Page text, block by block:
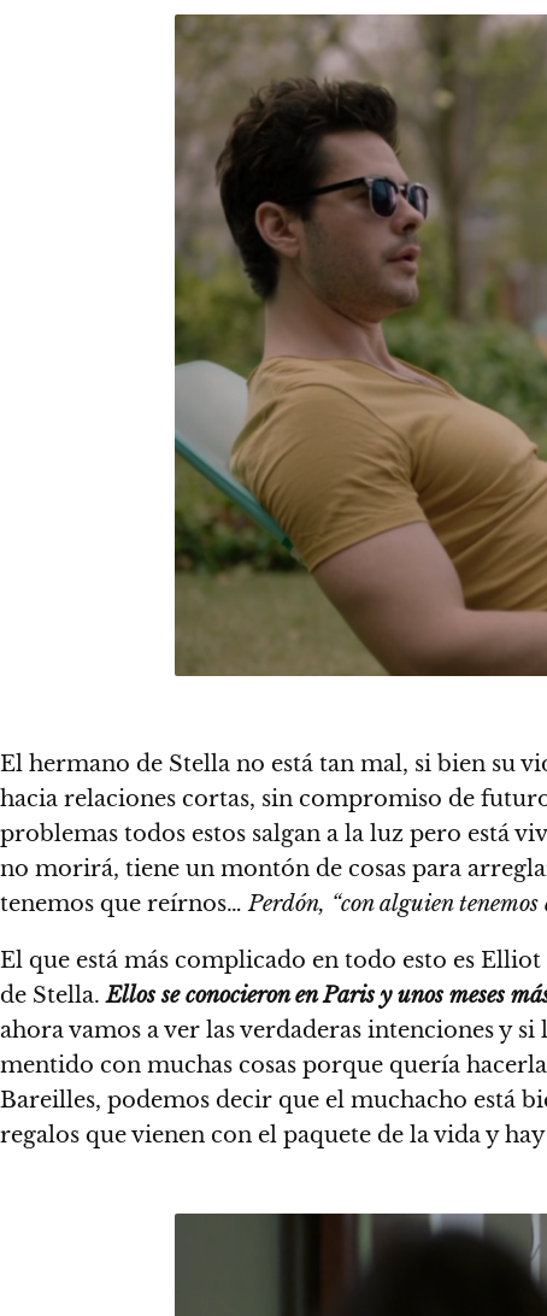
El hermano de Stella no está tan mal, si bien su
hacia relaciones cortas, sin compromiso de
problemas todos estos salgan a la luz pero está
no morirá, tiene un montón de cosas para
tenemos que reírnos…Perdón, “con alguien tenemos
El que está más complicado en todo esto es
de Stella.Ellos se conocieron en Paris y unos meses
ahora vamos a ver las verdaderas intenciones y
mentido con muchas cosas porque quería
Bareilles, podemos decir que el muchacho está
regalos que vienen con el paquete de la vida y